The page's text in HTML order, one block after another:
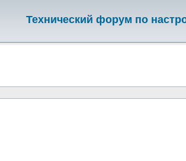
Технический форум по